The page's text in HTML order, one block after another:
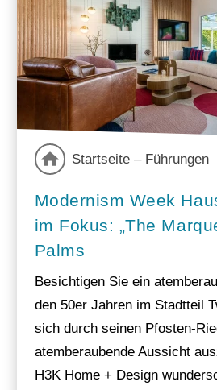
Startseite – Führungen
Modernism Week
im Fokus: „The
Palms
Besichtigen Sie ein
den 50er Jahren im Stadtteil
sich durch seinen Pfosten-
atemberaubende Aussicht
H3K Home + Design